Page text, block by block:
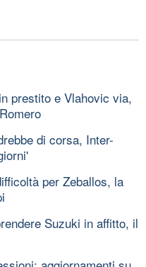
prestito e Vlahovic via,
di corsa, Inter-
per Zeballos, la
Suzuki in affitto, il